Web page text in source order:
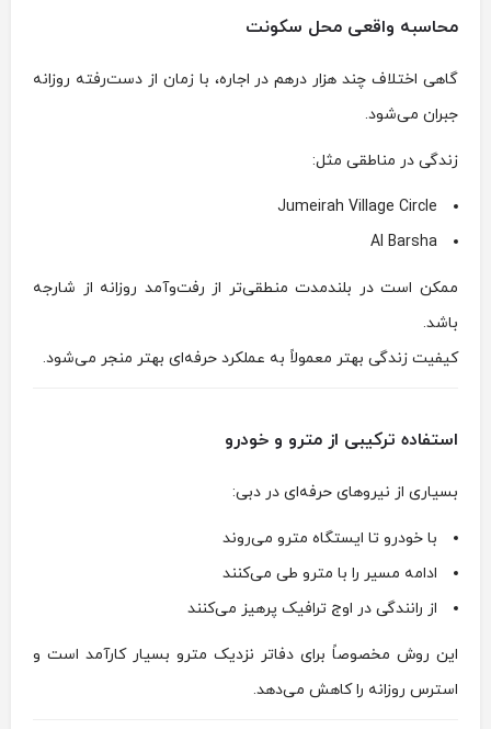
محاسبه واقعی محل سکونت
گاهی اختلاف چند هزار درهم در اجاره، با زمان از دست‌رفته روزانه
جبران می‌شود.
زندگی در مناطقی مثل:
Jumeirah Village Circle
Al Barsha
ممکن است در بلندمدت منطقی‌تر از رفت‌وآمد روزانه از شارجه
باشد.
کیفیت زندگی بهتر معمولاً به عملکرد حرفه‌ای بهتر منجر می‌شود.
استفاده ترکیبی از مترو و خودرو
بسیاری از نیروهای حرفه‌ای در دبی:
با خودرو تا ایستگاه مترو می‌روند
ادامه مسیر را با مترو طی می‌کنند
از رانندگی در اوج ترافیک پرهیز می‌کنند
این روش مخصوصاً برای دفاتر نزدیک مترو بسیار کارآمد است و
استرس روزانه را کاهش می‌دهد.